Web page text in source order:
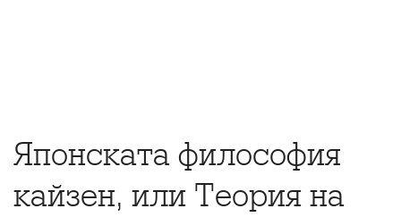
Японската философия
кайзен, или Теория на